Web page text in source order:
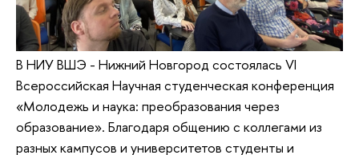
В НИУ ВШЭ - Нижний Новгород состоялась VI
Всероссийская Научная студенческая конференция
«Молодежь и наука: преобразования через
образование». Благодаря общению с коллегами из
разных кампусов и университетов студенты и